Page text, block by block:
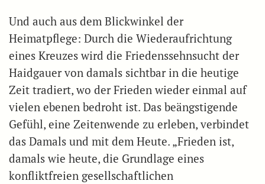
Und auch aus dem Blickwinkel der
Heimatpflege: Durch die Wiederaufrichtung
eines Kreuzes wird die Friedenssehnsucht der
Haidgauer von damals sichtbar in die heutige
Zeit tradiert, wo der Frieden wieder einmal auf
vielen ebenen bedroht ist. Das beängstigende
Gefühl, eine Zeitenwende zu erleben, verbindet
das Damals und mit dem Heute. „Frieden ist,
damals wie heute, die Grundlage eines
konfliktfreien gesellschaftlichen